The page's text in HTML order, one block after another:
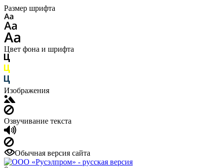
Размер шрифта
Цвет фона и шрифта
Изображения
Озвучивание текста
Обычная версия сайта